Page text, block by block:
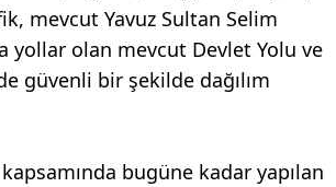
mevcut Yavuz Sultan Selim
yollar olan mevcut Devlet Yolu ve
güvenli bir şekilde dağılım
bugüne kadar yapılan